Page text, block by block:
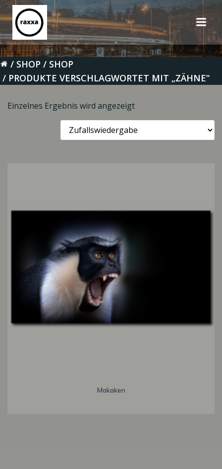
Zum
Inhalt
springen
SHOP
SHOP
PRODUKTE VERSCHLAGWORTET MIT „ZÄHNE“
Einzelnes Ergebnis wird angezeigt
Makaken